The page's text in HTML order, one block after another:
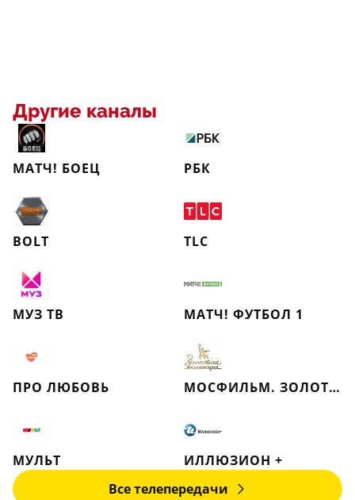
Другие каналы
МАТЧ! БОЕЦ РБК
BOLT TLC
МУЗ ТВ МАТЧ! ФУТБОЛ 1
ПРО ЛЮБОВЬ МОСФИЛЬМ. ЗОЛОТАЯ КОЛЛЕКЦИЯ
МУЛЬТ
ИЛЛЮЗИОН +
Все телепередачи